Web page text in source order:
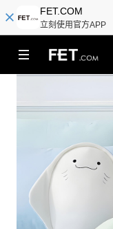
FET.COM
立刻使用官方APP